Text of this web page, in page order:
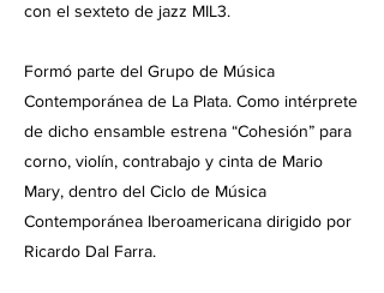
con el sexteto de jazz MIL3.
Formó parte del Grupo de Música
Contemporánea de La Plata. Como intérprete
de dicho ensamble estrena “Cohesión” para
corno, violín, contrabajo y cinta de Mario
Mary, dentro del Ciclo de Música
Contemporánea Iberoamericana dirigido por
Ricardo Dal Farra.